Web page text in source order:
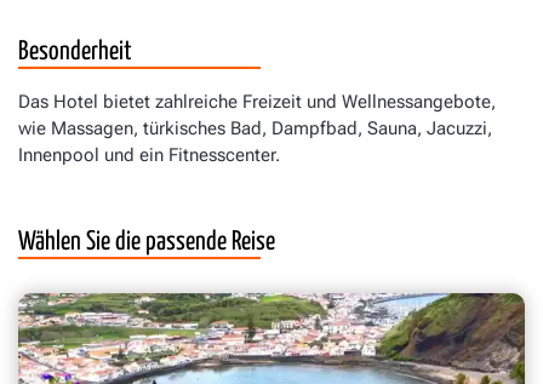
Besonderheit
Das Hotel bietet zahlreiche Freizeit und Wellnessangebote,
wie Massagen, türkisches Bad, Dampfbad, Sauna, Jacuzzi,
Innenpool und ein Fitnesscenter.
Wählen Sie die passende Reise